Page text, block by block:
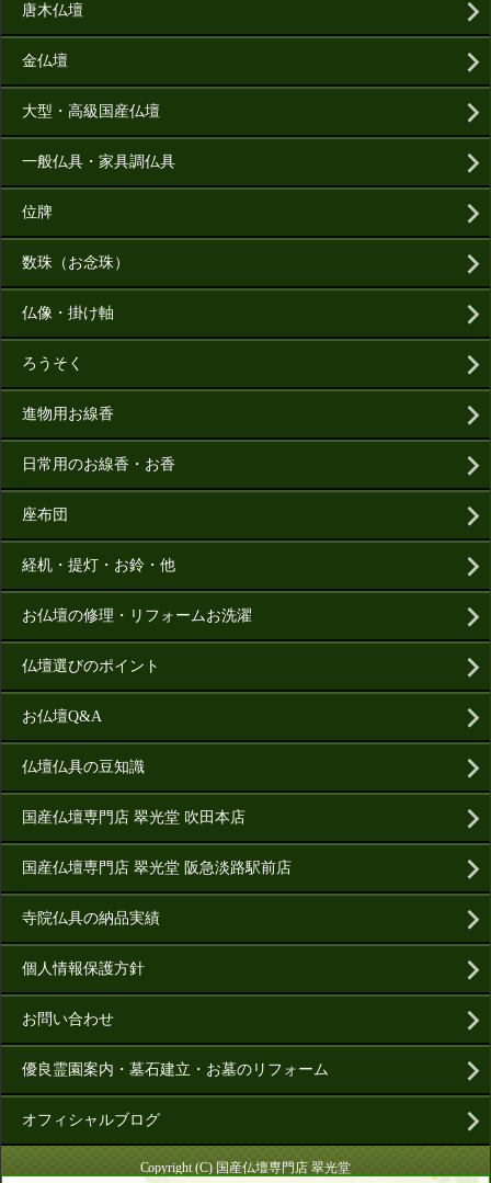
唐木仏壇
金仏壇
大型・高級国産仏壇
一般仏具・家具調仏具
位牌
数珠（お念珠）
仏像・掛け軸
ろうそく
進物用お線香
日常用のお線香・お香
座布団
経机・提灯・お鈴・他
お仏壇の修理・リフォームお洗濯
仏壇選びのポイント
お仏壇Q&A
仏壇仏具の豆知識
国産仏壇専門店 翠光堂 吹田本店
国産仏壇専門店 翠光堂 阪急淡路駅前店
寺院仏具の納品実績
個人情報保護方針
お問い合わせ
優良霊園案内・墓石建立・お墓のリフォーム
オフィシャルブログ
Copyright (C) 国産仏壇専門店 翠光堂